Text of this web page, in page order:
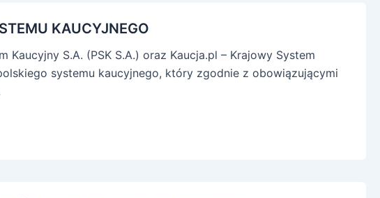
KAUCYJNEGO
S.A. (PSK S.A.) oraz Kaucja.pl – Krajowy System
systemu kaucyjnego, który zgodnie z obowiązującymi